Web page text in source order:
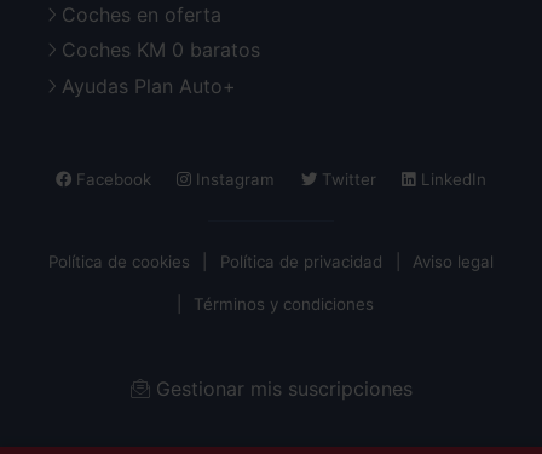
Coches en oferta
Coches KM 0 baratos
Ayudas Plan Auto+
Facebook Instagram Twitter LinkedIn
Política de cookies Política de privacidad Aviso legal
Términos y condiciones
Gestionar mis suscripciones